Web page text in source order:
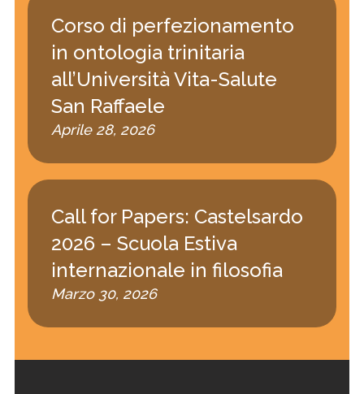
Corso di perfezionamento
in ontologia trinitaria
all’Università Vita-Salute
San Raffaele
Aprile 28, 2026
Call for Papers: Castelsardo
2026 – Scuola Estiva
internazionale in filosofia
Marzo 30, 2026